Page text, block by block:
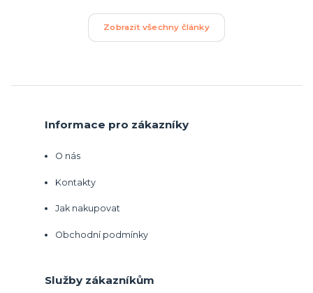
Zobrazit všechny články
Informace pro zákazníky
O nás
Kontakty
Jak nakupovat
Obchodní podmínky
Služby zákazníkům